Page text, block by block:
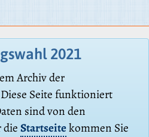
2021
Archiv der
Seite funktioniert
sind von den
dieStartseitekommen Sie